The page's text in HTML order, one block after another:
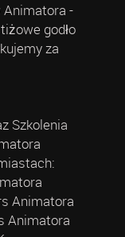
-
godło
za
Szkolenia
Animatora
Animatora